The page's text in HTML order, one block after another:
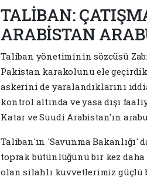
TALİBAN:
ARABİSTAN
Taliban yönetiminin sözcüsü
Pakistan karakolunu ele
askerini de yaralandıklarını
kontrol altında ve yasa dışı
Katar ve Suudi Arabistan'ın
Taliban'ın 'Savunma Bakanlığı'
toprak bütünlüğünü bir kez daha
olan silahlı kuvvetlerimiz güçlü